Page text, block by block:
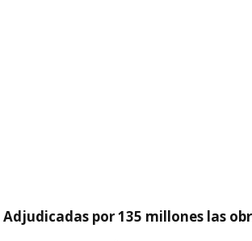
Adjudicadas por 135 millones las